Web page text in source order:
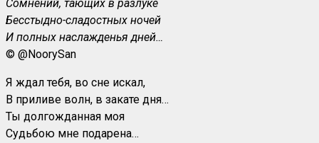
Сомнений, тающих в разлуке
Бесстыдно-сладостных ночей
И полных наслажденья дней…
© @NoorySan
Я ждал тебя, во сне искал,
В приливе волн, в закате дня…
Ты долгожданная моя
Судьбою мне подарена…